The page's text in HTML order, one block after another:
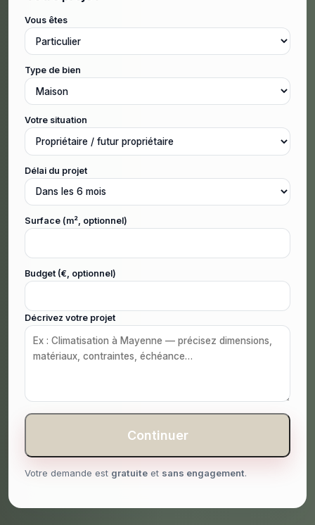
Vous êtes
Type de bien
Votre situation
Délai du projet
Surface (m², optionnel)
Budget (€, optionnel)
Décrivez votre projet
Continuer
Votre demande est gratuite et sans engagement.